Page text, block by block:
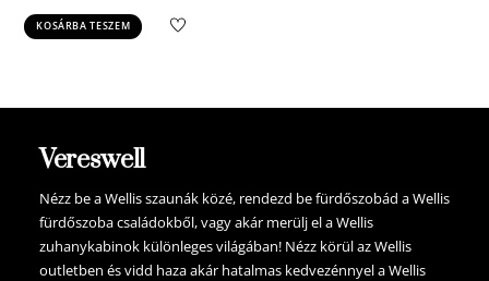
price
was:
price
is:
KOSÁRBA TESZEM
Vereswell
Nézz be a Wellis szaunák közé, rendezd be fürdőszobád a Wellis
fürdőszoba családokből, vagy akár merülj el a Wellis
zuhanykabinok különleges világában! Nézz körül az Wellis
outletben és vidd haza akár hatalmas kedvezénnyel a Wellis